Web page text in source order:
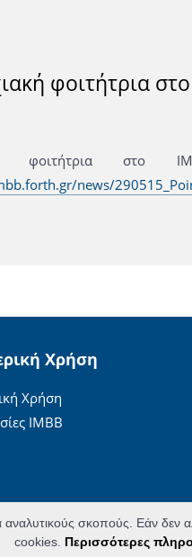
φοιτήτρια
φοιτήτρια
news/
Χρήση
Χρήση
ΙΜΒΒ
αναλυτικούς σκοπούς. Εάν
cookies. Περισσότερες